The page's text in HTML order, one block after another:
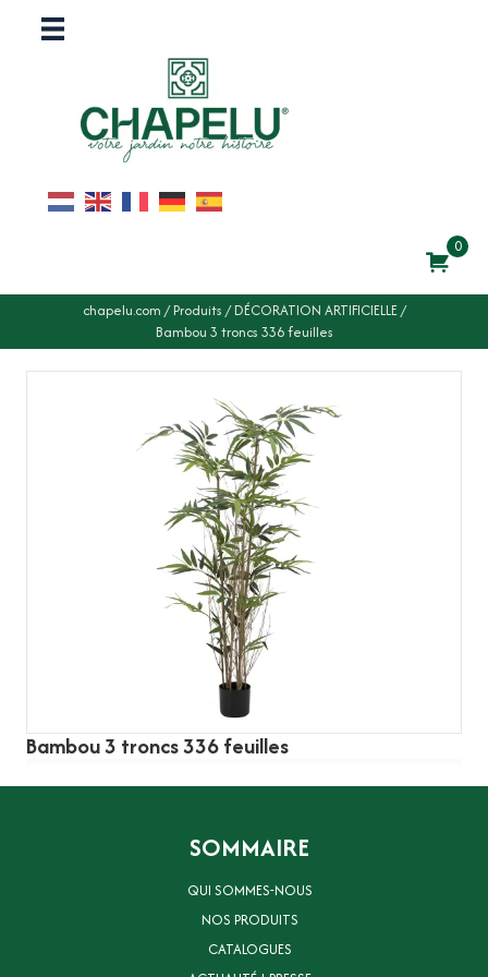
0
chapelu.com /Produits /DÉCORATION ARTIFICIELLE/
Bambou 3 troncs 336 feuilles
Bambou 3 troncs 336 feuilles
SOMMAIRE
QUI SOMMES-NOUS
NOS PRODUITS
CATALOGUES